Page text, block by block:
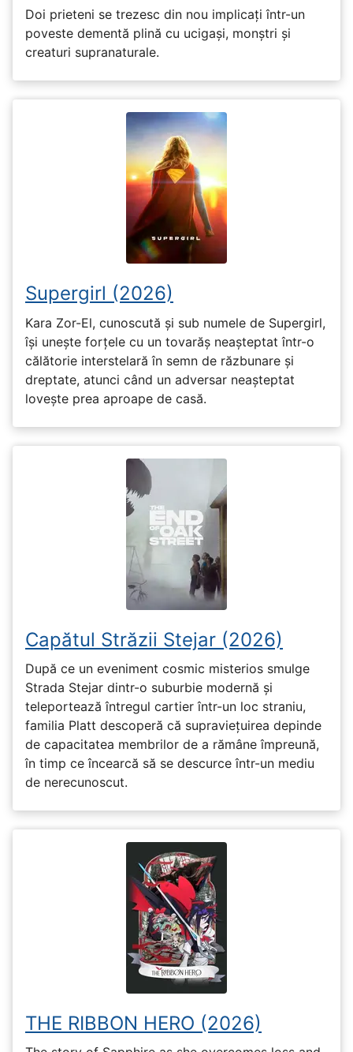
Doi prieteni se trezesc din nou implicați într-un
poveste dementă plină cu ucigași, monștri și
creaturi supranaturale.
Supergirl (2026)
Kara Zor-El, cunoscută și sub numele de Supergirl,
își unește forțele cu un tovarăș neașteptat într-o
călătorie interstelară în semn de răzbunare și
dreptate, atunci când un adversar neașteptat
lovește prea aproape de casă.
Capătul Străzii Stejar (2026)
După ce un eveniment cosmic misterios smulge
Strada Stejar dintr-o suburbie modernă și
teleportează întregul cartier într-un loc straniu,
familia Platt descoperă că supraviețuirea depinde
de capacitatea membrilor de a rămâne împreună,
în timp ce încearcă să se descurce într-un mediu
de nerecunoscut.
THE RIBBON HERO (2026)